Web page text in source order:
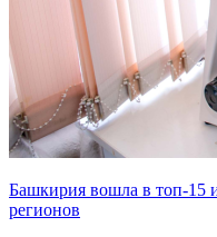
Башкирия вошла в топ-15
регионов